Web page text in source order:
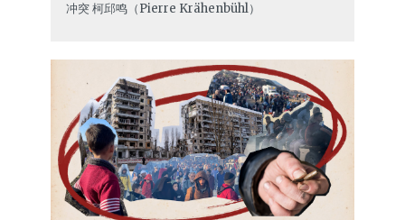
冲突柯邱鸣（Pierre Krähenbühl）